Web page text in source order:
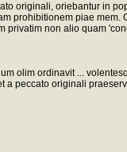
originali, oriebantur in
prohibitionem piae mem.
privatim non alio quam
olim ordinavit ...
a peccato originali